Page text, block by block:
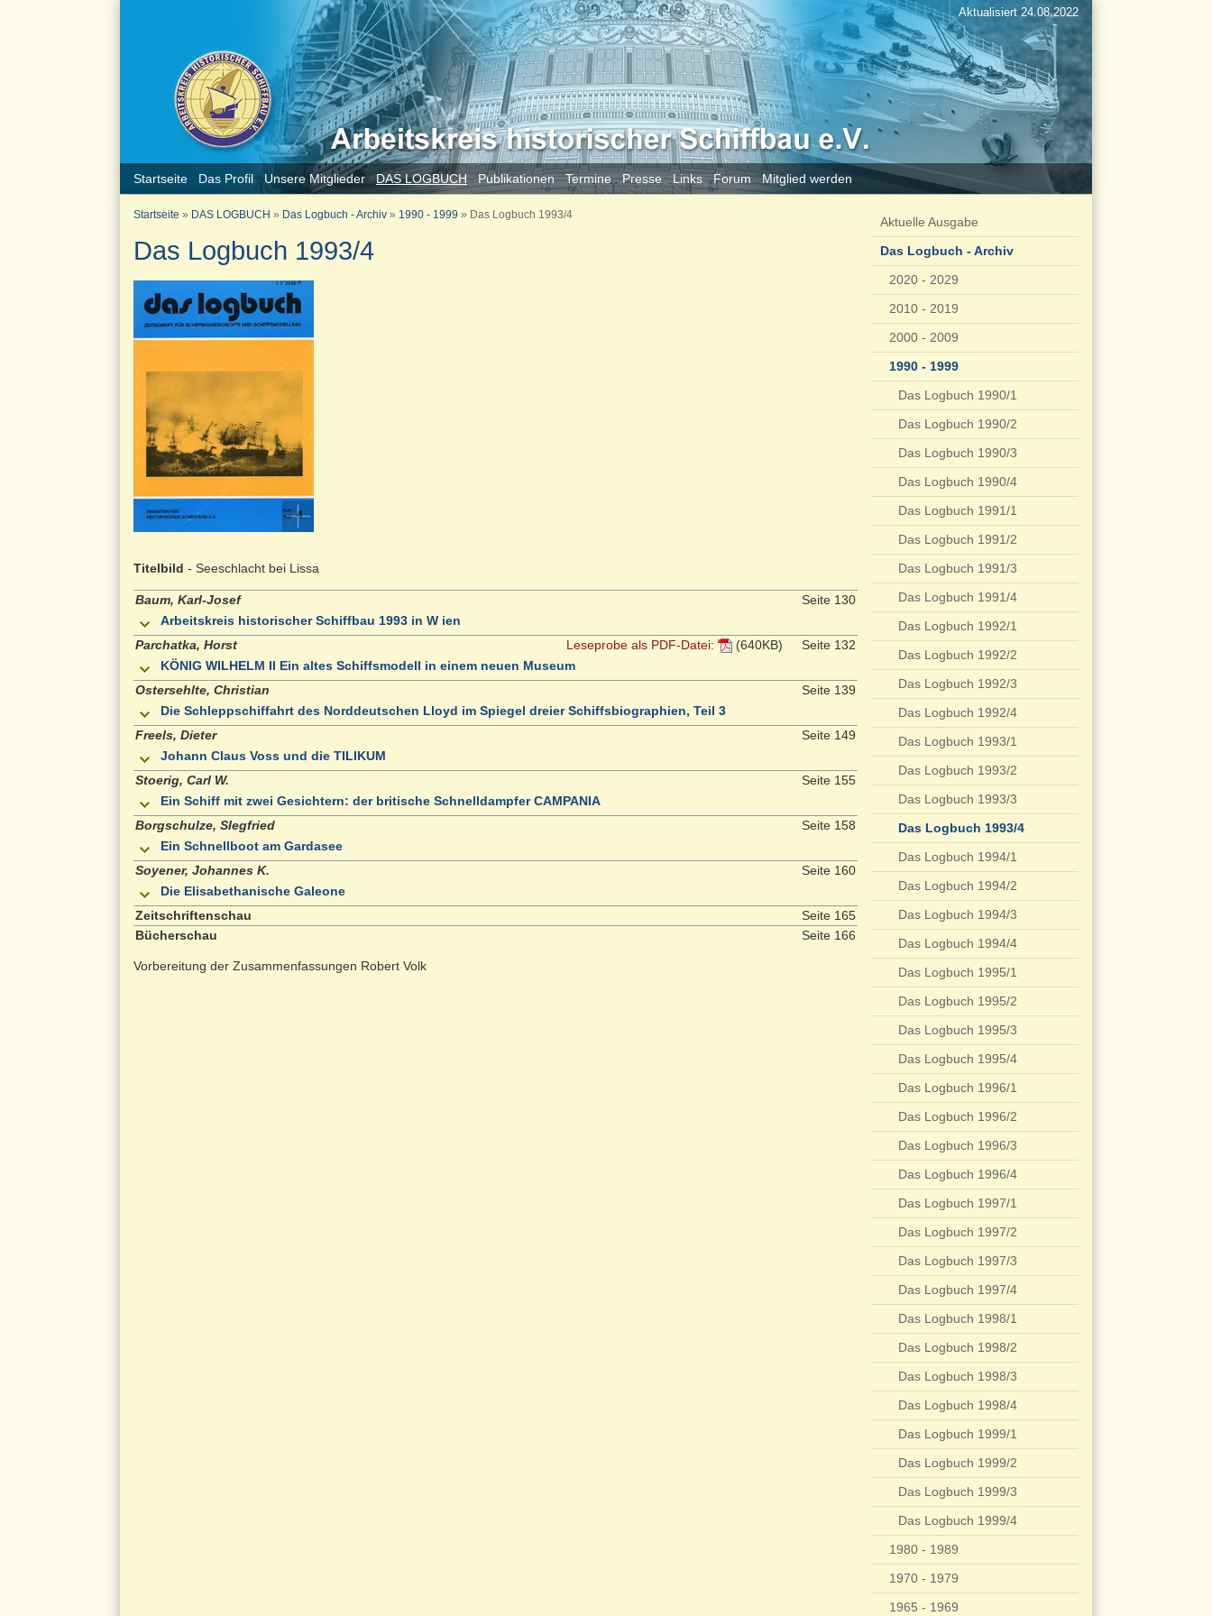
Startseite Das Profil Unsere Mitglieder DAS LOGBUCH Publikationen Termine Presse Links Forum Mitglied werden
Aktualisiert 24.08.2022
Startseite » DAS LOGBUCH » Das Logbuch - Archiv » 1990 - 1999 » Das Logbuch 1993/4
Das Logbuch 1993/4
Titelbild - Seeschlacht bei Lissa
Baum, Karl-Josef
Seite 130
Arbeitskreis historischer Schiffbau 1993 in W ien
Parchatka, Horst
Leseprobe als PDF-Datei: (640KB)
Seite 132
KÖNIG WILHELM II Ein altes Schiffsmodell in einem neuen Museum
Ostersehlte, Christian
Seite 139
Die Schleppschiffahrt des Norddeutschen Lloyd im Spiegel dreier Schiffsbiographien, Teil 3
Freels, Dieter
Seite 149
Johann Claus Voss und die TILIKUM
Stoerig, Carl W.
Seite 155
Ein Schiff mit zwei Gesichtern: der britische Schnelldampfer CAMPANIA
Borgschulze, SIegfried
Seite 158
Ein Schnellboot am Gardasee
Soyener, Johannes K.
Seite 160
Die Elisabethanische Galeone
Zeitschriftenschau
Seite 165
Bücherschau
Seite 166
Vorbereitung der Zusammenfassungen Robert Volk
Aktuelle Ausgabe
Das Logbuch - Archiv
2020 - 2029
2010 - 2019
2000 - 2009
1990 - 1999
Das Logbuch 1990/1
Das Logbuch 1990/2
Das Logbuch 1990/3
Das Logbuch 1990/4
Das Logbuch 1991/1
Das Logbuch 1991/2
Das Logbuch 1991/3
Das Logbuch 1991/4
Das Logbuch 1992/1
Das Logbuch 1992/2
Das Logbuch 1992/3
Das Logbuch 1992/4
Das Logbuch 1993/1
Das Logbuch 1993/2
Das Logbuch 1993/3
Das Logbuch 1993/4
Das Logbuch 1994/1
Das Logbuch 1994/2
Das Logbuch 1994/3
Das Logbuch 1994/4
Das Logbuch 1995/1
Das Logbuch 1995/2
Das Logbuch 1995/3
Das Logbuch 1995/4
Das Logbuch 1996/1
Das Logbuch 1996/2
Das Logbuch 1996/3
Das Logbuch 1996/4
Das Logbuch 1997/1
Das Logbuch 1997/2
Das Logbuch 1997/3
Das Logbuch 1997/4
Das Logbuch 1998/1
Das Logbuch 1998/2
Das Logbuch 1998/3
Das Logbuch 1998/4
Das Logbuch 1999/1
Das Logbuch 1999/2
Das Logbuch 1999/3
Das Logbuch 1999/4
1980 - 1989
1970 - 1979
1965 - 1969